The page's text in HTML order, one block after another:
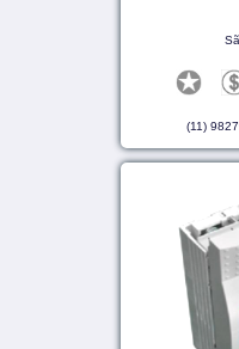
(11)